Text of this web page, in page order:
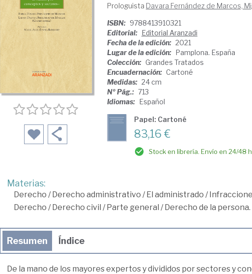
Prologuista Davara Fernández de Marcos,
ISBN: 9788413910321
Editorial: Editorial Aranzadi
Fecha de la edición: 2021
Lugar de la edición: Pamplona. España
Colección: Grandes Tratados
Encuadernación: Cartoné
Medidas: 24 cm
Nº Pág.: 713
Idiomas: Español
Papel: Cartoné
83,16 €
Stock en librería. Envío en 24/48
Materias:
Derecho /Derecho administrativo /El administrado /
Derecho /Derecho civil /Parte general /Derecho de la
Resumen Índice
De la mano de los mayores expertos y divididos por sectores y